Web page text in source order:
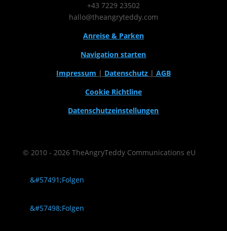
+43 7229 23502
hallo@theangryteddy.com
Anreise & Parken
Navigation starten
Impressum | Datenschutz| AGB
Cookie Richtline
Datenschutzeinstellungen
© 2010 - 2026 TheAngryTeddy Communications eU
Folgen
Folgen